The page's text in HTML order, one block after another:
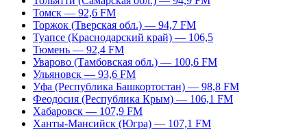
Томск — 92,6 FM
Торжок (Тверская обл.) — 94,7 FM
Туапсе (Краснодарский край) — 106,5
Тюмень — 92,4 FM
Уварово (Тамбовская обл.) — 100,6 FM
Ульяновск — 93,6 FM
Уфа (Республика Башкортостан) — 98,8 FM
Феодосия (Республика Крым) — 106,1 FM
Хабаровск — 107,9 FM
Ханты-Мансийск (Югра) — 107,1 FM